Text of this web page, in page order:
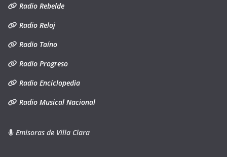
Radio Rebelde
Radio Reloj
Radio Taíno
Radio Progreso
Radio Enciclopedia
Radio Musical Nacional
Emisoras de Villa Clara